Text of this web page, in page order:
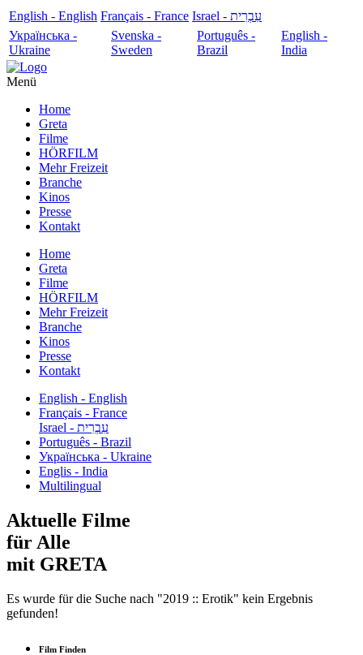
English - English Français - France
עִבְרִית - Israel
Українська -
Ukraine
Svenska -
Sweden
Português -
Brazil
English -
India
Menü
Home
Greta
Filme
HÖRFILM
Mehr Freizeit
Branche
Kinos
Presse
Kontakt
Home
Greta
Filme
HÖRFILM
Mehr Freizeit
Branche
Kinos
Presse
Kontakt
English - English
Français - France
עִבְרִית - Israel
Português - Brazil
Українська - Ukraine
Englis - India
Multilingual
Aktuelle Filme
für Alle
mit GRETA
Es wurde für die Suche nach "2019 :: Erotik" kein Ergebnis
gefunden!
Film Finden